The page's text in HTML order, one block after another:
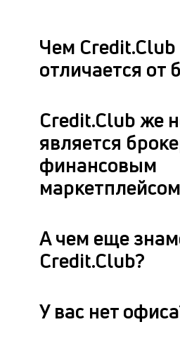
Чем Credit.Club
отличается от
Credit.Club же
является
финансовым
А чем еще
Credit.Club?
У вас нет